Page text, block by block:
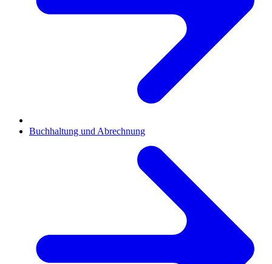
Buchhaltung und Abrechnung